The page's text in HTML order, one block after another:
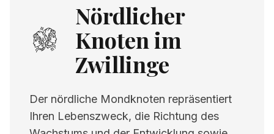
Nördlicher
Knoten im
Zwillinge
Der nördliche Mondknoten repräsentiert
Ihren Lebenszweck, die Richtung des